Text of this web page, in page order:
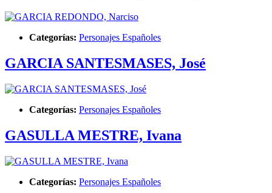
Categorías: Personajes Españoles
GARCIA SANTESMASES, José
Categorías: Personajes Españoles
GASULLA MESTRE, Ivana
Categorías: Personajes Españoles